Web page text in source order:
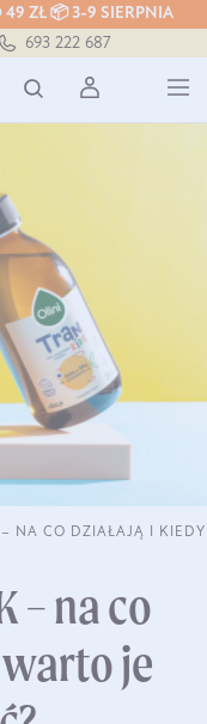
49 ZŁ 📦 3-9 SIERPNIA
693 222 687
NA CO DZIAŁAJĄ I KIEDY
– na co
je